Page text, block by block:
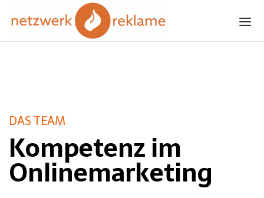
DAS TEAM
Kompetenz im
Onlinemarketing